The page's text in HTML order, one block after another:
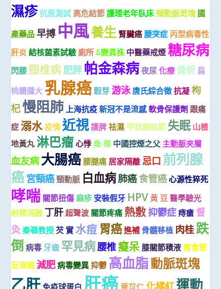
濕疹抗原測試 高危結節 護理老年臥床 頸動脈斑塊 國
產藥品 早搏 中風養生 腎臟癌 腰突症 丙型病毒性
肝炎 結核菌素試驗 廁所 δ變異株 中醫藥戒煙 糖尿病
閃腰 頸椎病肥胖帕金森病夜尿 化療 骨折 扁
桃體腫大 乳腺癌 穀芽 游泳唐氏綜合徵抗凝 枸
杞慢阻肺 上海抗疫 新冠不是流感軟骨保護劑 跟痛
症 溺水 疫情 近視護脾 祛濕 甲狀腺結節 失眠 山楂
地黃丸 淋巴瘤 心悸 桑 椹 中國控煙之父 主動脈夾層
血友病大腸癌 腰腿痛 居家隔離 忌口 前列腺
癌宮頸癌頸動脈 白血病肺癌食管癌心源性猝死
哮喘 關節扭傷 麻疹 安裝假牙 HPV 黃 豆 醫學驗光
射頻消融 丁肝超聲波 關節疼痛 熱敷抑鬱症痔瘡 督
灸秦嶺教授 芡 實 水痘 胃癌進補 骨髓移植 肉桂跌
倒 病毒 牙齒 罕見病腰椎癡呆 膝關節積液 胃食管
反流病 減肥病毒變異 抑鬱 高血脂動脈斑塊
乙肝 免疫球蛋白 肝癌 薏苡仁 化橘紅運動